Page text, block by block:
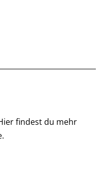
findest du mehr